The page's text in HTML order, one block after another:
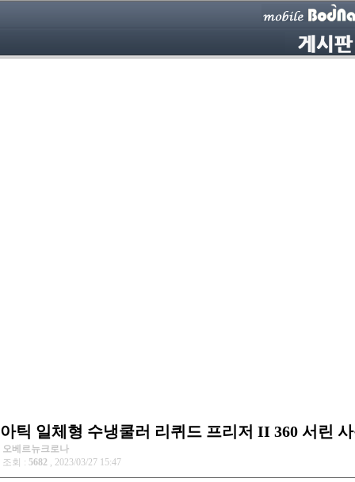
아틱 일체형 수냉쿨러 리퀴드 프리저 II 360 서린
오베르뉴크로나
조회 : 5682 , 2023/03/27 15:47